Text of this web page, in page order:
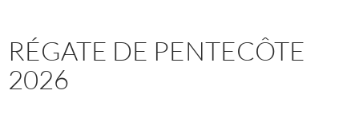
RÉGATE DE PENTECÔTE
2026